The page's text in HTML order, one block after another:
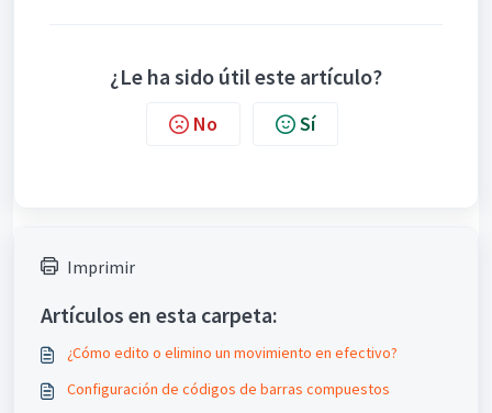
¿Le ha sido útil este artículo?
No Sí
Imprimir
Artículos en esta carpeta:
¿Cómo edito o elimino un movimiento en efectivo?
Configuración de códigos de barras compuestos